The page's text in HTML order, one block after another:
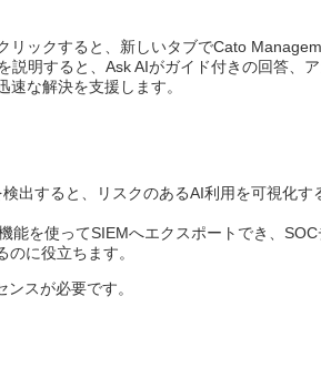
リックすると、新しいタブでCato
説明すると、Ask AIがガイド付きの回答、
な解決を支援します。​
出すると、リスクのあるAI利用を可視化す
能を使ってSIEMへエクスポートでき、
に役立ちます。​
ンスが必要です。